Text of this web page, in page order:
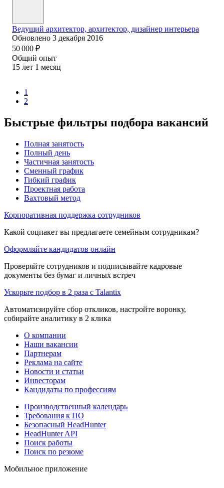
Ведущий архитектор, архитектор, дизайнер интерьера
Обновлено 3 декабря 2016
50 000 ₽
Общий опыт
15 лет 1 месяц
1
2
Быстрые фильтры подбора вакансий
Полная занятость
Полный день
Частичная занятость
Сменный график
Гибкий график
Проектная работа
Вахтовый метод
Корпоративная поддержка сотрудников
Какой соцпакет вы предлагаете семейным сотрудникам?
Оформляйте кандидатов онлайн
Проверяйте сотрудников и подписывайте кадровые
документы без бумаг и личных встреч
Ускорьте подбор в 2 раза с Talantix
Автоматизируйте сбор откликов, настройте воронку,
собирайте аналитику в 2 клика
О компании
Наши вакансии
Партнерам
Реклама на сайте
Новости и статьи
Инвесторам
Кандидаты по профессиям
Производственный календарь
Требования к ПО
Безопасный HeadHunter
HeadHunter API
Поиск работы
Поиск по резюме
Мобильное приложение